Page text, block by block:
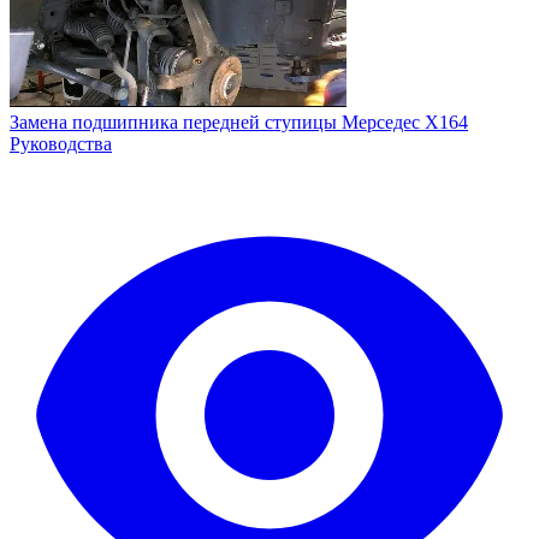
Замена подшипника передней ступицы Мерседес X164
Руководства